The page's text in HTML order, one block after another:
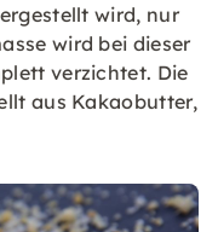
wird, nur
wird bei dieser
verzichtet. Die
aus Kakaobutter,